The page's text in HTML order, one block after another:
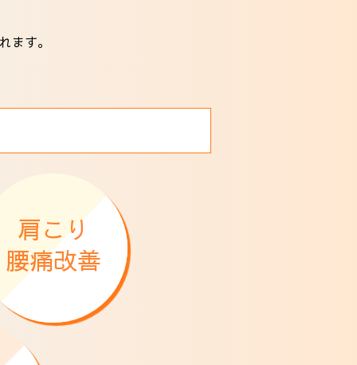
ます。
肩こり
腰痛改善